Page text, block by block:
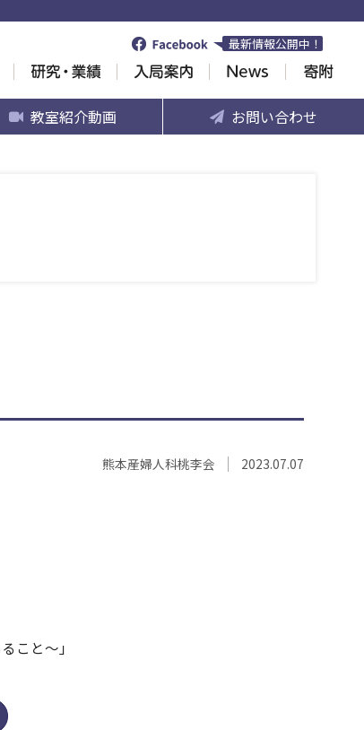
最新情報公開中！
教室紹介動画 お問い合わせ
熊本産婦人科桃李会 2023.07.07
こと～」